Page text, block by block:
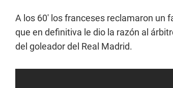
A los 60' los franceses reclamaron un
que en definitiva le dio la razón al
del goleador del Real Madrid.